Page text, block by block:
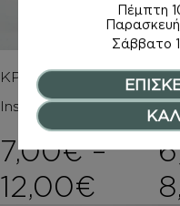
ΚΡΕΜΕΣ ΣΩΜΑΤΟΣ
Inspired by ΛΕΜΟΝΙ –
7,00€ –
12,00€
Πέμπτη
Παρασκευή
Σάββατο